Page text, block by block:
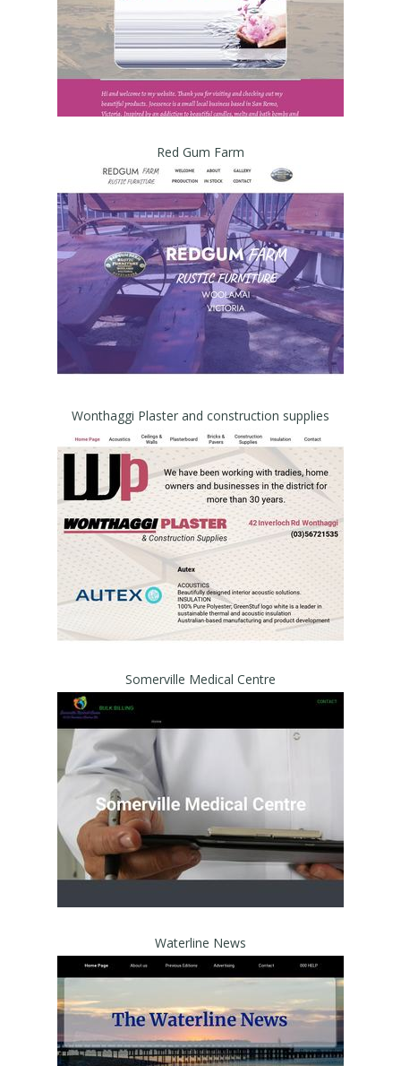
Red Gum Farm
Wonthaggi Plaster and construction supplies
Somerville Medical Centre
Waterline News